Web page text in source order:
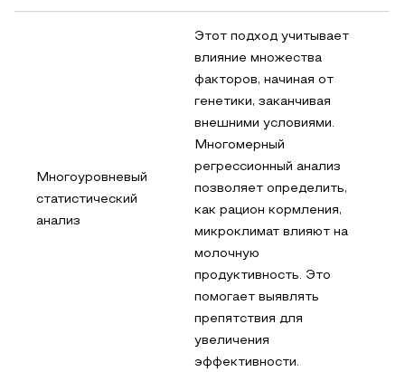
Многоуровневый
статистический
анализ
Этот подход учитывает
влияние множества
факторов, начиная от
генетики, заканчивая
внешними условиями.
Многомерный
регрессионный анализ
позволяет определить,
как рацион кормления,
микроклимат влияют на
молочную
продуктивность. Это
помогает выявлять
препятствия для
увеличения
эффективности.